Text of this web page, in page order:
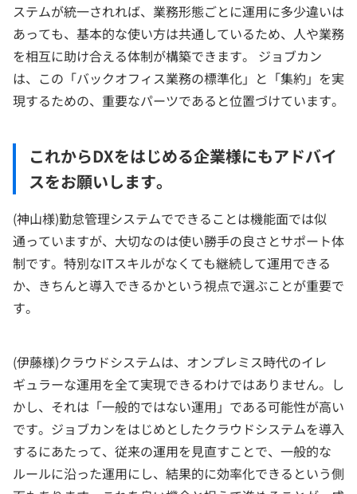
ステムが統一されれば、業務形態ごとに運用に多少違いは
あっても、基本的な使い方は共通しているため、人や業務
を相互に助け合える体制が構築できます。 ジョブカン
は、この「バックオフィス業務の標準化」と「集約」を実
現するための、重要なパーツであると位置づけています。
これからDXをはじめる企業様にもアドバイ
スをお願いします。
(神山様)勤怠管理システムでできることは機能面では似
通っていますが、大切なのは使い勝手の良さとサポート体
制です。特別なITスキルがなくても継続して運用できる
か、きちんと導入できるかという視点で選ぶことが重要で
す。
(伊藤様)クラウドシステムは、オンプレミス時代のイレ
ギュラーな運用を全て実現できるわけではありません。し
かし、それは「一般的ではない運用」である可能性が高い
です。ジョブカンをはじめとしたクラウドシステムを導入
するにあたって、従来の運用を見直すことで、一般的な
ルールに沿った運用にし、結果的に効率化できるという側